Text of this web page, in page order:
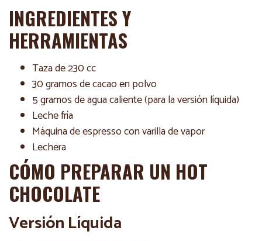
INGREDIENTES Y
HERRAMIENTAS
Taza de 230 cc
30 gramos de cacao en polvo
5 gramos de agua caliente (para la versión líquida)
Leche fría
Máquina de espresso con varilla de vapor
Lechera
CÓMO PREPARAR UN HOT
CHOCOLATE
Versión Líquida